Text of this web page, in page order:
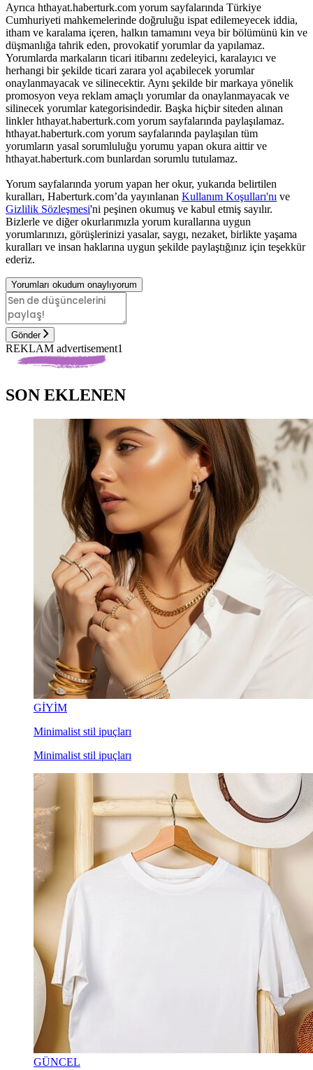
Ayrıca hthayat.haberturk.com yorum sayfalarında Türkiye
Cumhuriyeti mahkemelerinde doğruluğu ispat edilemeyecek iddia,
itham ve karalama içeren, halkın tamamını veya bir bölümünü kin ve
düşmanlığa tahrik eden, provokatif yorumlar da yapılamaz.
Yorumlarda markaların ticari itibarını zedeleyici, karalayıcı ve
herhangi bir şekilde ticari zarara yol açabilecek yorumlar
onaylanmayacak ve silinecektir. Aynı şekilde bir markaya yönelik
promosyon veya reklam amaçlı yorumlar da onaylanmayacak ve
silinecek yorumlar kategorisindedir. Başka hiçbir siteden alınan
linkler hthayat.haberturk.com yorum sayfalarında paylaşılamaz.
hthayat.haberturk.com yorum sayfalarında paylaşılan tüm
yorumların yasal sorumluluğu yorumu yapan okura aittir ve
hthayat.haberturk.com bunlardan sorumlu tutulamaz.
Yorum sayfalarında yorum yapan her okur, yukarıda belirtilen
kuralları, Haberturk.com’da yayınlanan Kullanım Koşulları'nı ve
Gizlilik Sözleşmesi'ni peşinen okumuş ve kabul etmiş sayılır.
Bizlerle ve diğer okurlarımızla yorum kurallarına uygun
yorumlarınızı, görüşlerinizi yasalar, saygı, nezaket, birlikte yaşama
kuralları ve insan haklarına uygun şekilde paylaştığınız için teşekkür
ederiz.
Yorumları okudum onaylıyorum
Gönder
REKLAM advertisement1
SON EKLENEN
GİYİM
Minimalist stil ipuçları
Minimalist stil ipuçları
GÜNCEL